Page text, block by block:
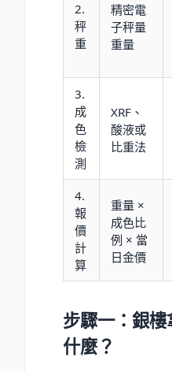
2.
秤
重
精密電
子秤量
重量
3.
成
色
檢
測
XRF、
酸液或
比重法
4.
報
價
計
算
重量 ×
成色比
例 × 當
日金價
步驟一：銀
什麼？